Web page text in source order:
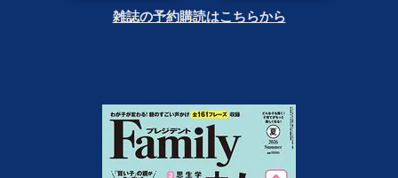
雑誌の予約購読はこちらから